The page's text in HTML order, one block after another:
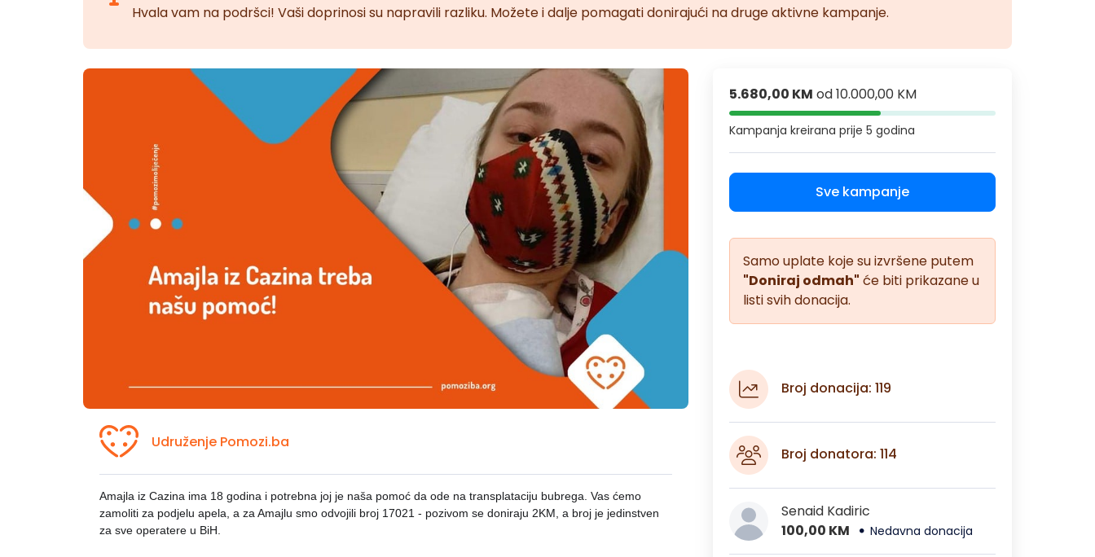
Hvala vam na podršci! Vaši doprinosi su napravili razliku. Možete i dalje pomagati donirajući na druge aktivne kampanje.
Udruženje Pomozi.ba
Amajla iz Cazina ima 18 godina i potrebna joj je naša pomoć da ode na transplataciju bubrega. Vas ćemo
zamoliti za podjelu apela, a za Amajlu smo odvojili broj 17021 - pozivom se doniraju 2KM, a broj je jedinstven
za sve operatere u BiH.
5.680,00 KM od10.000,00 KM
Kampanja kreiranaprije 5 godina
Sve kampanje
Samo uplate koje su izvršene putem
"Doniraj odmah" će biti prikazane u
listi svih donacija.
Broj donacija: 119
Broj donatora: 114
Senaid Kadiric
100,00 KM
Nedavna donacija